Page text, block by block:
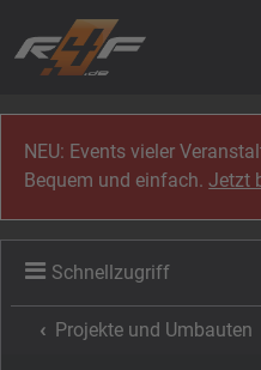
NEU: Events vieler
Bequem und einfach.Jetzt
Schnellzugriff
Projekte und Umbauten